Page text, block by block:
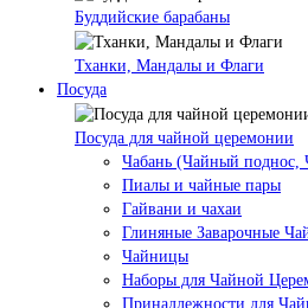
Буддийские барабаны
Тханки, Мандалы и Флаги
Посуда
Посуда для чайной церемонии
Чабань (Чайный поднос,
Пиалы и чайные пары
Гайвани и чахаи
Глиняные Заварочные
Чайницы
Наборы для Чайной
Принадлежности для